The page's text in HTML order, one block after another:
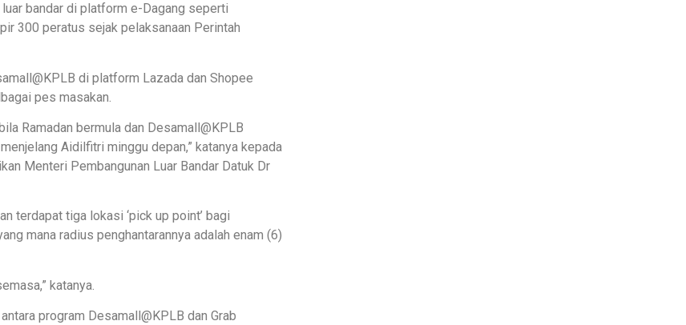
bandar di platform e-Dagang seperti
300 peratus sejak pelaksanaan Perintah
di platform Lazada dan Shopee
pes masakan.
Ramadan bermula dan Desamall@KPLB
Aidilfitri minggu depan,” katanya kepada
Menteri Pembangunan Luar Bandar Datuk Dr
terdapat tiga lokasi ‘pick up point’ bagi
mana radius penghantarannya adalah enam (6)
katanya.
program Desamall@KPLB dan Grab